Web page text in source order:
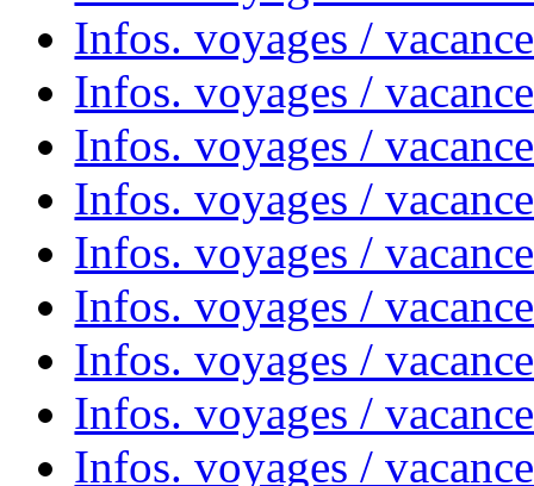
Infos. voyages /
Infos. voyages /
Infos. voyages /
Infos. voyages /
Infos. voyages /
Infos. voyages /
Infos. voyages /
Infos. voyages /
Infos. voyages /